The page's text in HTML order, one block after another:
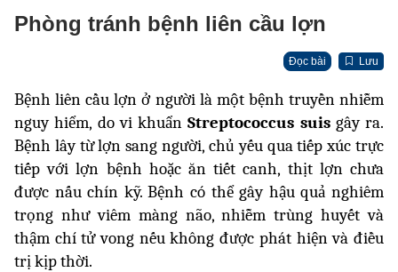
Phòng tránh bệnh liên cầu lợn
Đọc bài Lưu
Bệnh liên cầu lợn ở người là một bệnh truyền nhiễm
nguy hiểm, do vi khuẩnStreptococcus suisgây ra.
Bệnh lây từ lợn sang người, chủ yếu qua tiếp xúc trực
tiếp với lợn bệnh hoặc ăn tiết canh, thịt lợn chưa
được nấu chín kỹ. Bệnh có thể gây hậu quả nghiêm
trọng như viêm màng não, nhiễm trùng huyết và
thậm chí tử vong nếu không được phát hiện và điều
trị kịp thời.